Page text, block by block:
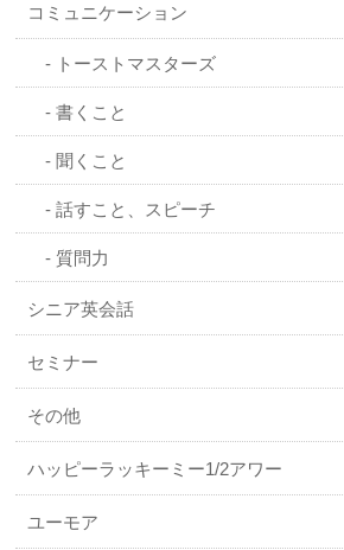
コミュニケーション
トーストマスターズ
書くこと
聞くこと
話すこと、スピーチ
質問力
シニア英会話
セミナー
その他
ハッピーラッキーミー1/2アワー
ユーモア